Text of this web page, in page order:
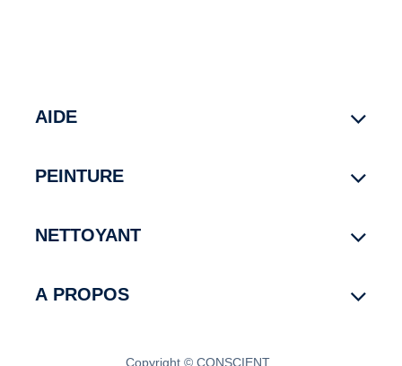
AIDE
PEINTURE
NETTOYANT
A PROPOS
Copyright © CONSCIENT